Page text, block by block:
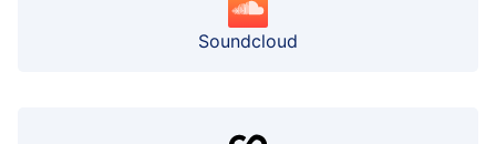
Soundcloud